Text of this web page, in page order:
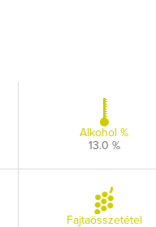
Alkohol %
13.0 %
Fajtaösszetétel